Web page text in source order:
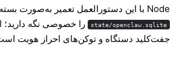
Node با این دستورالعمل تعمیر به‌صورت بسته شکست می‌خورند.
state/openclaw.sqlite را خصوصی نگه دارید؛
جفت‌کلید دستگاه و توکن‌های احراز هویت